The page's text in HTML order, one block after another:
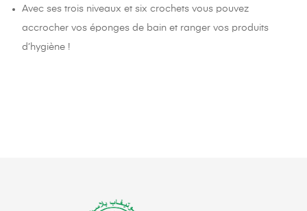
Avec ses trois niveaux et six crochets vous pouvez
accrocher vos éponges de bain et ranger vos produits
d’hygiène !